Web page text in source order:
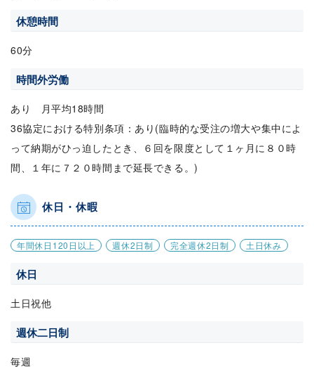
休憩時間
60分
時間外労働
あり 月平均18時間
36協定における特別条項：あり(臨時的な受注の増大や集中によ
って納期がひっ迫したとき、６回を限度として１ヶ月に８０時
間、１年に７２０時間まで延長できる。)
休日・休暇
年間休日120日以上 週休2日制 完全週休2日制 土日休み
休日
土日祝他
週休二日制
毎週